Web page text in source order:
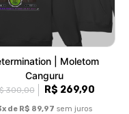
| Moletom
Canguru
300,00 R$ 269,90
de R$ 89,97 sem juros